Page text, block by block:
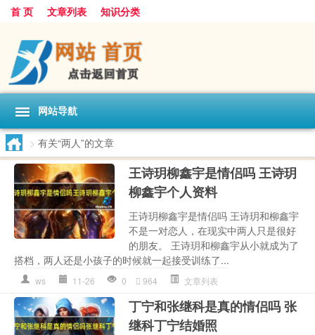
首 页 文章列表 知识分类
网站导航
> 有关“两人”的文章
王诗玥柳鑫宇是情侣吗 王诗玥
柳鑫宇个人资料
王诗玥柳鑫宇是情侣吗 王诗玥和柳鑫宇
不是一对恋人，在现实中两人只是很好
的朋友。 王诗玥和柳鑫宇从小就成为了
搭档，两人还是小孩子的时候就一起接受训练了...
ws 11-26 0 964 文章列表
丁宁和张继科是真的情侣吗 张
继科丁宁结婚照